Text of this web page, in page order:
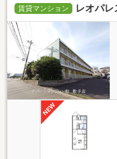
賃貸マンション レオパレ